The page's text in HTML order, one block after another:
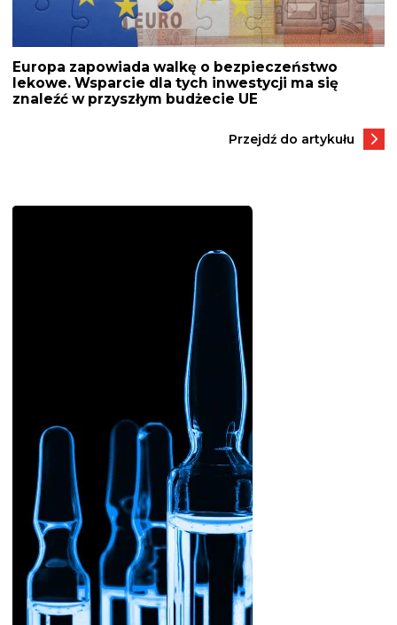
Przejdź do artykułu
Europa zapowiada walkę o bezpieczeństwo
lekowe. Wsparcie dla tych inwestycji ma się
znaleźć w przyszłym budżecie UE